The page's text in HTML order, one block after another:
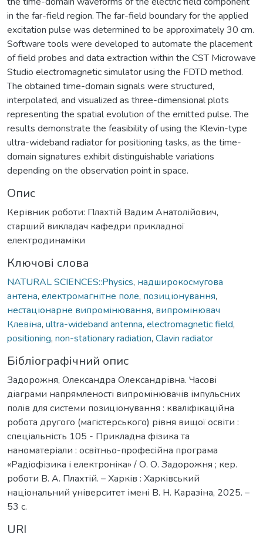
in the far-field region. The far-field boundary for the applied
excitation pulse was determined to be approximately 30 cm.
Software tools were developed to automate the placement
of field probes and data extraction within the CST Microwave
Studio electromagnetic simulator using the FDTD method.
The obtained time-domain signals were structured,
interpolated, and visualized as three-dimensional plots
representing the spatial evolution of the emitted pulse. The
results demonstrate the feasibility of using the Klevin-type
ultra-wideband radiator for positioning tasks, as the time-
domain signatures exhibit distinguishable variations
depending on the observation point in space.
Опис
Керівник роботи: Плахтій Вадим Анатолійович,
старший викладач кафедри прикладної
електродинаміки
Ключові слова
NATURAL SCIENCES::Physics, надширокосмугова
антена, електромагнітне поле, позиціонування,
нестаціонарне випромінювання, випромінювач
Клевіна, ultra-wideband antenna, electromagnetic field,
positioning, non-stationary radiation, Clavin radiator
Бібліографічний опис
Задорожня, Олександра Олександрівна. Часові
діаграми напрямленості випромінювачів імпульсних
полів для системи позиціонування : кваліфікаційна
робота другого (магістерського) рівня вищої освіти :
спеціальність 105 - Прикладна фізика та
наноматеріали : освітньо-професійна програма
«Радіофізика і електроніка» / О. О. Задорожня ; кер.
роботи В. А. Плахтій. – Харків : Харківський
національний університет імені В. Н. Каразіна, 2025. –
53 с.
URI